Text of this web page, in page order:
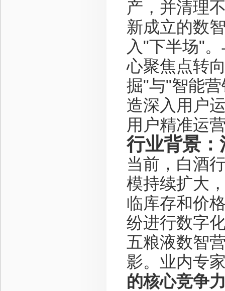
产，并清理
新成立的数
入"下半场"
心聚焦点转
掘"与"智能
造深入用户
用户精准运
行业背景
当前，白酒
模持续扩大
临库存和价
纷进行数字
五粮液数智
影。业内专
的核心竞争